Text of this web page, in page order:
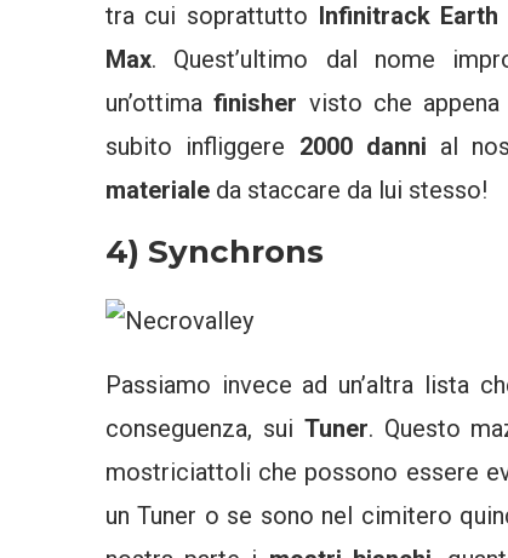
tra cui soprattutto Infinitrack Earth
Max. Quest’ultimo dal nome
un’ottimafinisher visto che
subito infliggere 2000 danni al
materiale da staccare da lui stesso!
4) Synchrons
Passiamo invece ad un’altra lista
conseguenza, sui Tuner. Questo
mostriciattoli che possono essere
un Tuner o se sono nel cimitero